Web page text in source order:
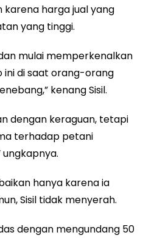
harga jual yang
yang tinggi.
mulai memperkenalkan
ini di saat orang-orang
kenang Sisil.
dengan keraguan, tetapi
terhadap petani
hanya karena ia
Sisil tidak menyerah.
dengan mengundang 50